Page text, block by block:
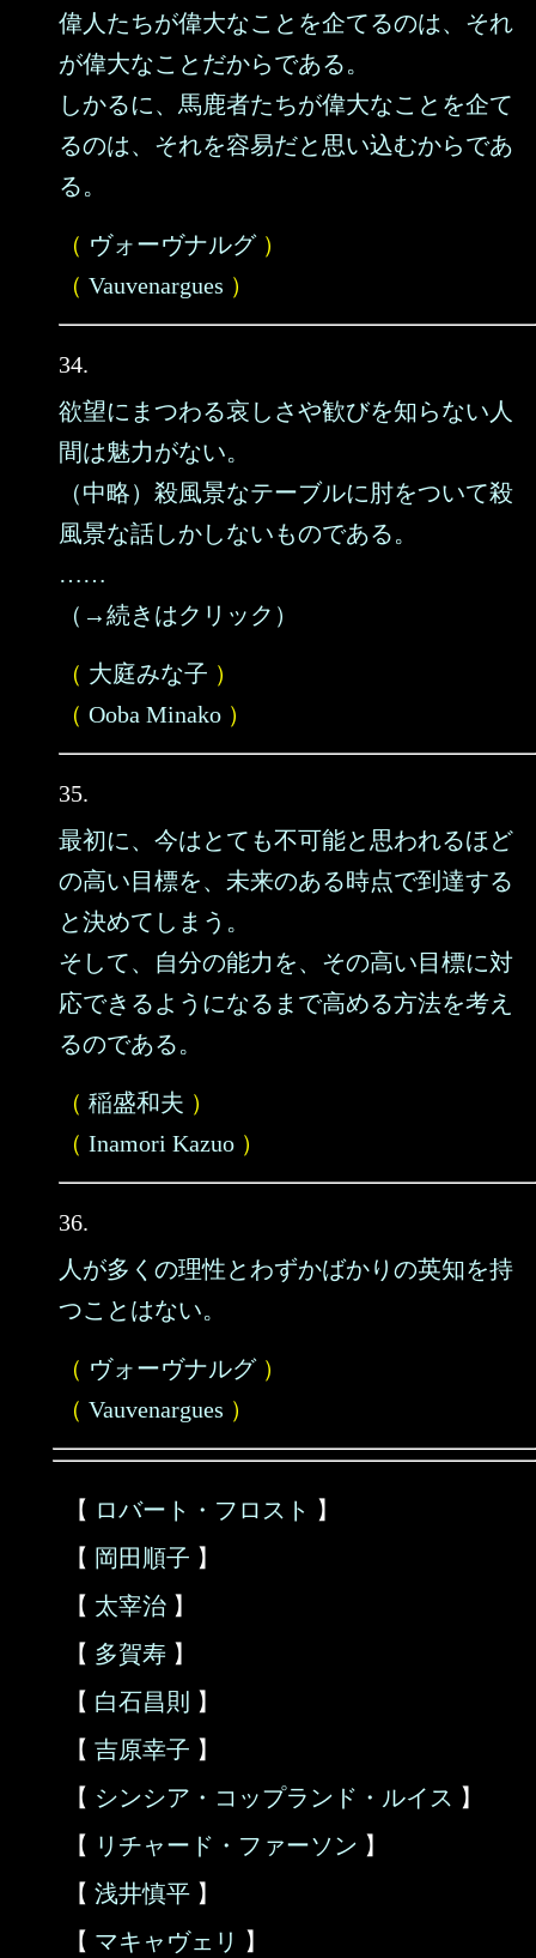
偉人たちが偉大なことを企てるのは、それ
が偉大なことだからである。
しかるに、馬鹿者たちが偉大なことを企て
るのは、それを容易だと思い込むからであ
る。
（ ヴォーヴナルグ）
（ Vauvenargues ）
34.
欲望にまつわる哀しさや歓びを知らない人
間は魅力がない。
（中略）殺風景なテーブルに肘をついて殺
風景な話しかしないものである。
……
（→続きはクリック）
（ 大庭みな子 ）
（ Ooba Minako ）
35.
最初に、今はとても不可能と思われるほど
の高い目標を、未来のある時点で到達する
と決めてしまう。
そして、自分の能力を、その高い目標に対
応できるようになるまで高める方法を考え
るのである。
（ 稲盛和夫 ）
（ Inamori Kazuo ）
36.
人が多くの理性とわずかばかりの英知を持
つことはない。
（ ヴォーヴナルグ）
（ Vauvenargues ）
【 ロバート・フロスト 】
【 岡田順子 】
【 太宰治 】
【 多賀寿 】
【 白石昌則 】
【 吉原幸子 】
【 シンシア・コップランド・ルイス 】
【 リチャード・ファーソン 】
【 浅井慎平 】
【 マキャヴェリ 】